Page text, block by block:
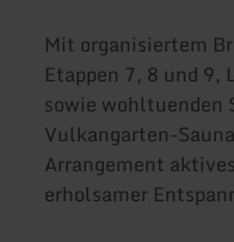
Mit organisiertem
Etappen 7, 8 und
sowie wohltuenden
Vulkangarten-
Arrangement
erholsamer